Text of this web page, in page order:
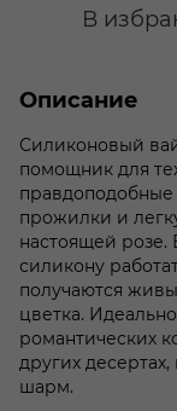
В
Описание
Силиконовый
помощник для
правдоподобные
прожилки и
настоящей
силикону
получаются
цветка.
романтических
других
шарм.